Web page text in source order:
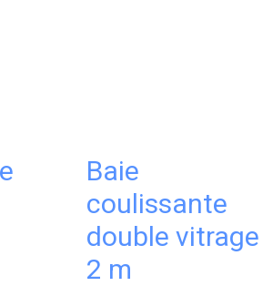
Baie
coulissante
double vitrage
2 m